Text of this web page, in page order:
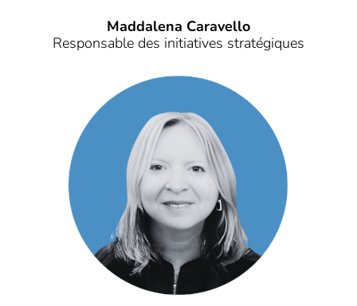
Maddalena Caravello
Responsable des initiatives stratégiques